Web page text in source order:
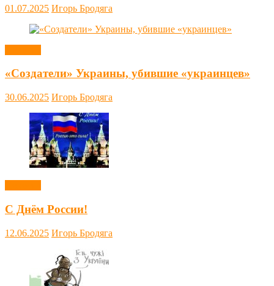
01.07.2025 Игорь Бродяга
«Создатели» Украины, убившие «украинцев»
30.06.2025 Игорь Бродяга
С Днём России!
12.06.2025 Игорь Бродяга